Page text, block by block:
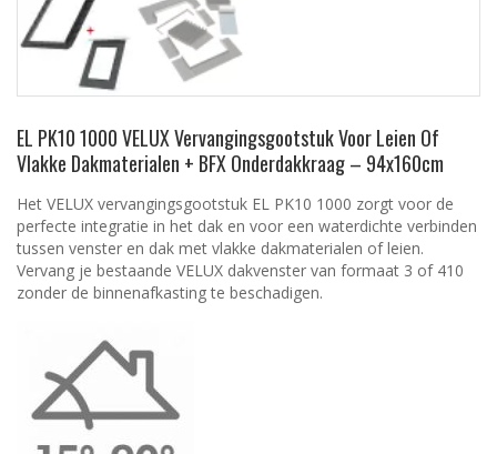
EL PK10 1000 VELUX Vervangingsgootstuk Voor Leien Of
Vlakke Dakmaterialen + BFX Onderdakkraag – 94x160cm
Het VELUX vervangingsgootstuk EL PK10 1000 zorgt voor de
perfecte integratie in het dak en voor een waterdichte verbinden
tussen venster en dak met vlakke dakmaterialen of leien.
Vervang je bestaande VELUX dakvenster van formaat 3 of 410
zonder de binnenafkasting te beschadigen.